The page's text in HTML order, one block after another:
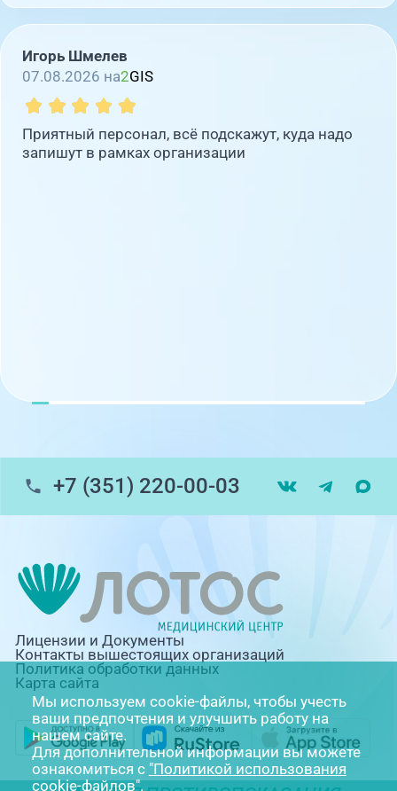
Игорь Шмелев
07.08.2026 на2GIS
Приятный персонал, всё подскажут, куда надо
запишут в рамках организации
+7 (351) 220-00-03
Лицензии и Документы
Контакты вышестоящих организаций
Политика обработки данных
Карта сайта
Мы используем cookie-файлы, чтобы учесть
ваши предпочтения и улучшить работу на
нашем сайте.
Для дополнительной информации вы можете
ознакомиться с "Политикой использования
cookie-файлов".